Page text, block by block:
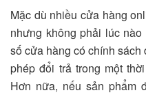
Mặc dù nhiều cửa hàng
nhưng không phải lúc
số cửa hàng có chính sách
phép đổi trả trong một
Hơn nữa, nếu sản phẩm